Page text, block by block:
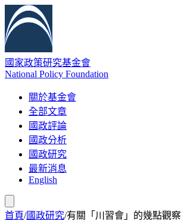
國家政策研究基金會
National Policy Foundation
關於基金會
全部文章
國政評論
國政分析
國政研究
最新消息
English
首頁/國政研究/有關「川習會」的幾點觀察